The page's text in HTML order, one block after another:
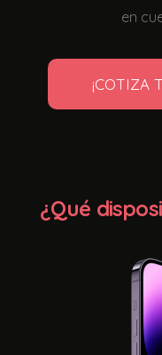
en
¡COTIZA
¿Qué